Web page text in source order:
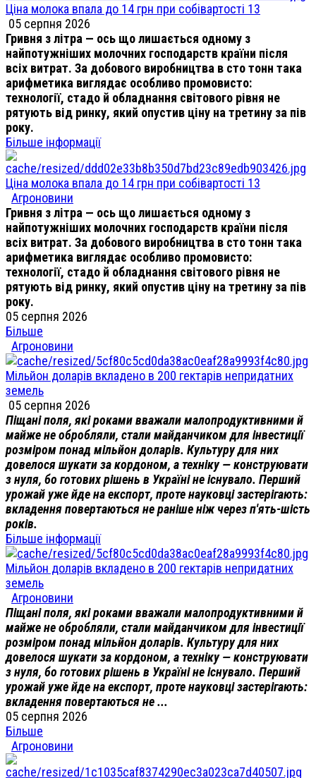
Ціна молока впала до 14 грн при собівартості 13
05 серпня 2026
Гривня з літра — ось що лишається одному з
найпотужніших молочних господарств країни після
всіх витрат. За добового виробництва в сто тонн така
арифметика виглядає особливо промовисто:
технології, стадо й обладнання світового рівня не
рятують від ринку, який опустив ціну на третину за пів
року.
Більше інформації
Ціна молока впала до 14 грн при собівартості 13
Агроновини
Гривня з літра — ось що лишається одному з
найпотужніших молочних господарств країни після
всіх витрат. За добового виробництва в сто тонн така
арифметика виглядає особливо промовисто:
технології, стадо й обладнання світового рівня не
рятують від ринку, який опустив ціну на третину за пів
року.
05 серпня 2026
Більше
Агроновини
Мільйон доларів вкладено в 200 гектарів непридатних
земель
05 серпня 2026
Піщані поля, які роками вважали малопродуктивними й
майже не обробляли, стали майданчиком для інвестиції
розміром понад мільйон доларів. Культуру для них
довелося шукати за кордоном, а техніку — конструювати
з нуля, бо готових рішень в Україні не існувало. Перший
урожай уже йде на експорт, проте науковці застерігають:
вкладення повертаються не раніше ніж через п'ять-шість
років.
Більше інформації
Мільйон доларів вкладено в 200 гектарів непридатних
земель
Агроновини
Піщані поля, які роками вважали малопродуктивними й
майже не обробляли, стали майданчиком для інвестиції
розміром понад мільйон доларів. Культуру для них
довелося шукати за кордоном, а техніку — конструювати
з нуля, бо готових рішень в Україні не існувало. Перший
урожай уже йде на експорт, проте науковці застерігають:
вкладення повертаються не ...
05 серпня 2026
Більше
Агроновини